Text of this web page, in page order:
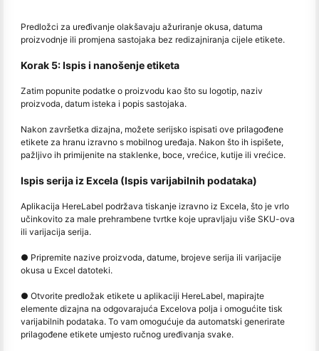
Predložci za uređivanje olakšavaju ažuriranje okusa, datuma
proizvodnje ili promjena sastojaka bez redizajniranja cijele etikete.
Korak 5: Ispis i nanošenje etiketa
Zatim popunite podatke o proizvodu kao što su logotip, naziv
proizvoda, datum isteka i popis sastojaka.
Nakon završetka dizajna, možete serijsko ispisati ove prilagođene
etikete za hranu izravno s mobilnog uređaja. Nakon što ih ispišete,
pažljivo ih primijenite na staklenke, boce, vrećice, kutije ili vrećice.
Ispis serija iz Excela (Ispis varijabilnih podataka)
Aplikacija HereLabel podržava tiskanje izravno iz Excela, što je vrlo
učinkovito za male prehrambene tvrtke koje upravljaju više SKU-ova
ili varijacija serija.
● Pripremite nazive proizvoda, datume, brojeve serija ili varijacije
okusa u Excel datoteki.
● Otvorite predložak etikete u aplikaciji HereLabel, mapirajte
elemente dizajna na odgovarajuća Excelova polja i omogućite tisk
varijabilnih podataka. To vam omogućuje da automatski generirate
prilagođene etikete umjesto ručnog uređivanja svake.